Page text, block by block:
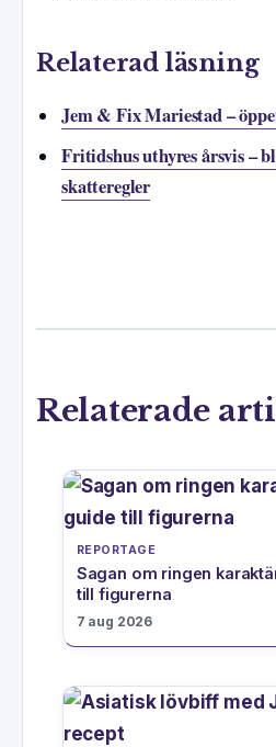
Relaterad läsning
Jem & Fix Mariestad –
Fritidshus uthyres årsvis –
skatteregler
Relaterade
REPORTAGE
Sagan om ringen
till figurerna
7 aug 2026